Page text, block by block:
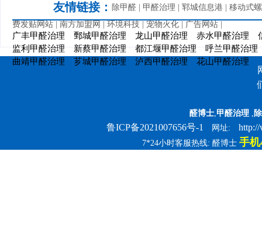
友情链接： 除甲醛 甲醛治理 郓城信息港
移动式
费发贴网站
南方加盟网 环境科技 宠物火化 广告网站
广丰甲醛治理 鄄城甲醛治理 龙山甲醛治理 赤水甲醛治理
监利甲醛治理
新蔡甲醛治理 都江堰甲醛治理
呼兰甲醛治理
曲靖甲醛治理
芗城甲醛治理 泸西甲醛治理 花山甲醛治理
醛博士,甲醛治理 ,
鲁ICP备2021007656号-1 网址: http://
7*24小时客服热线: 醛博士手机